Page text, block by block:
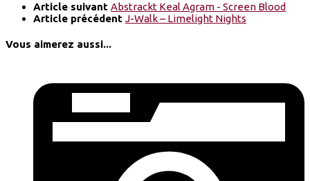
Article suivant Abstrackt Keal Agram - Screen Blood
Article précédent J-Walk – Limelight Nights
Vous aimerez aussi...